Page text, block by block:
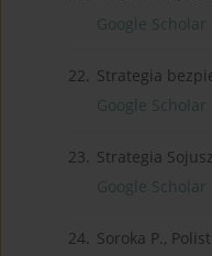
Google Scholar
22. Strategia
Google Scholar
23. Strategia
Google Scholar
24. Soroka P.,